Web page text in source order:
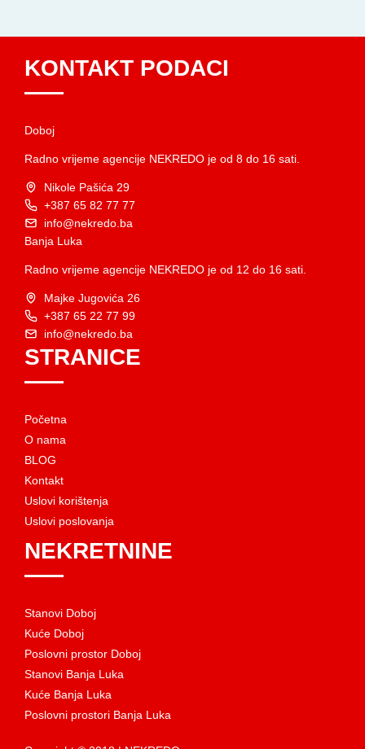
KONTAKT PODACI
Doboj
Radno vrijeme agencije NEKREDO je od 8 do 16 sati.
Nikole Pašića 29
+387 65 82 77 77
info@nekredo.ba
Banja Luka
Radno vrijeme agencije NEKREDO je od 12 do 16 sati.
Majke Jugovića 26
+387 65 22 77 99
info@nekredo.ba
STRANICE
Početna
O nama
BLOG
Kontakt
Uslovi korištenja
Uslovi poslovanja
NEKRETNINE
Stanovi Doboj
Kuće Doboj
Poslovni prostor Doboj
Stanovi Banja Luka
Kuće Banja Luka
Poslovni prostori Banja Luka